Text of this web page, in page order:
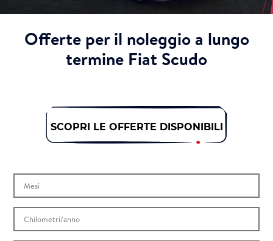
Offerte per il noleggio a lungo
termine Fiat Scudo
SCOPRI LE OFFERTE DISPONIBILI